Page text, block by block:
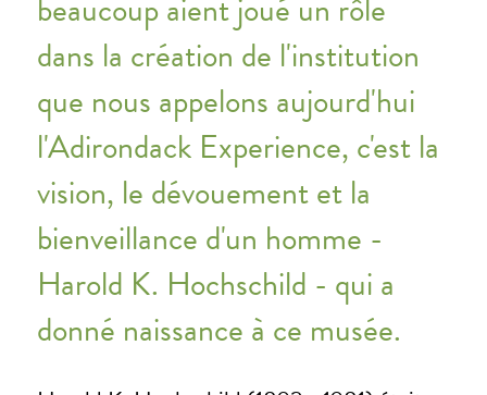
beaucoup aient joué un rôle
dans la création de l'institution
que nous appelons aujourd'hui
l'Adirondack Experience, c'est la
vision, le dévouement et la
bienveillance d'un homme -
Harold K. Hochschild - qui a
donné naissance à ce musée.